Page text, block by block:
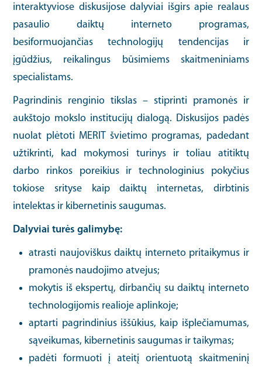
interaktyviose diskusijose dalyviai išgirs apie realaus
pasaulio daiktų interneto programas,
besiformuojančias technologijų tendencijas ir
įgūdžius, reikalingus būsimiems skaitmeniniams
specialistams.
Pagrindinis renginio tikslas – stiprinti pramonės ir
aukštojo mokslo institucijų dialogą. Diskusijos padės
nuolat plėtoti MERIT švietimo programas, padedant
užtikrinti, kad mokymosi turinys ir toliau atitiktų
darbo rinkos poreikius ir technologinius pokyčius
tokiose srityse kaip daiktų internetas, dirbtinis
intelektas ir kibernetinis saugumas.
Dalyviai turės galimybę:
atrasti naujoviškus daiktų interneto pritaikymus ir
pramonės naudojimo atvejus;
mokytis iš ekspertų, dirbančių su daiktų interneto
technologijomis realioje aplinkoje;
aptarti pagrindinius iššūkius, kaip išplečiamumas,
sąveikumas, kibernetinis saugumas ir taikymas;
padėti formuoti į ateitį orientuotą skaitmeninį